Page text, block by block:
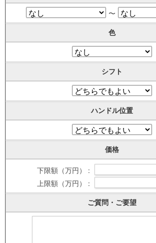
〜
色
シフト
ハンドル位置
価格
下限額（万円） :
上限額（万円） :
ご質問・ご要望